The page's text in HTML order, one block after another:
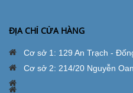
ĐỊA CHỈ CỬA HÀNG
Cơ sở 1: 129 An Trạch -
Cơ sở 2: 214/20 Nguyễn